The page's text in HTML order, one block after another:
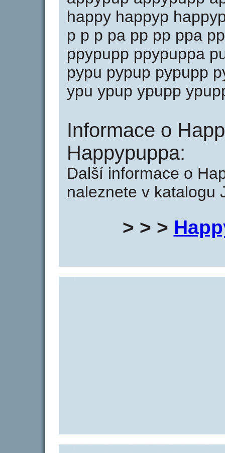
happy happyp
p p p pa pp pp ppa
ppypupp ppypuppa
pypu pypup pypupp
ypu ypup ypupp
Informace o
Happypuppa:
Další informace o
naleznete v katalogu
> > >